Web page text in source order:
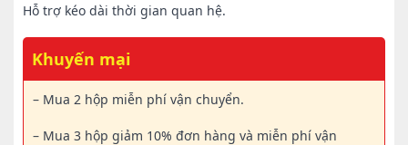
Hỗ trợ kéo dài thời gian quan hệ.
Khuyến mại
– Mua 2 hộp miễn phí vận chuyển.
– Mua 3 hộp giảm 10% đơn hàng và miễn phí vận